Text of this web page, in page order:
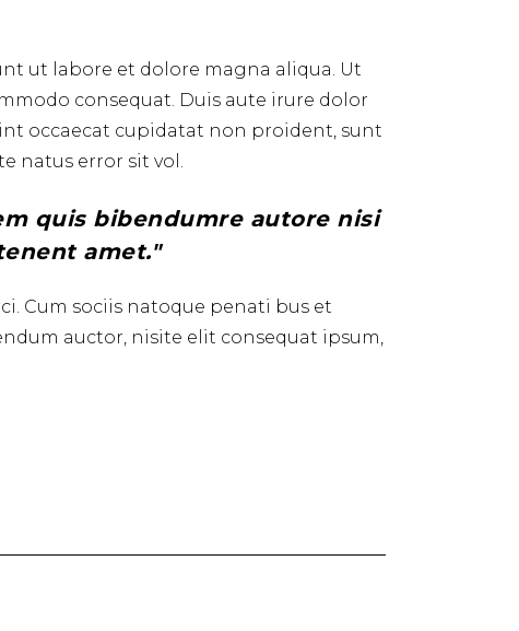
ut labore et dolore magna aliqua. Ut
consequat. Duis aute irure dolor
occaecat cupidatat non proident, sunt
natus error sit vol.
quis bibendumre autore nisi
amet.
Cum sociis natoque penati bus et
auctor, nisite elit consequat ipsum,